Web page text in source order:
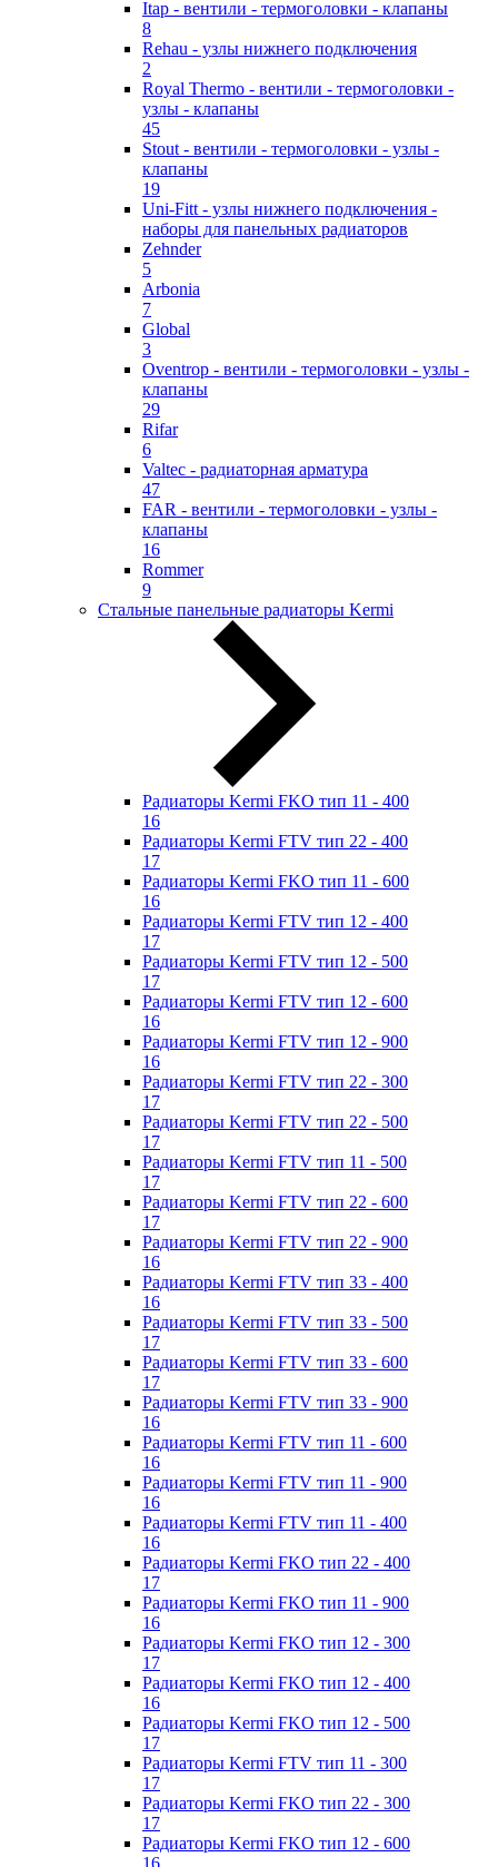
Itap - вентили - термоголовки - клапаны
8
Rehau - узлы нижнего подключения
2
Royal Thermo - вентили - термоголовки -
узлы - клапаны
45
Stout - вентили - термоголовки - узлы -
клапаны
19
Uni-Fitt - узлы нижнего подключения -
наборы для панельных радиаторов
Zehnder
5
Arbonia
7
Global
3
Oventrop - вентили - термоголовки - узлы -
клапаны
29
Rifar
6
Valtec - радиаторная арматура
47
FAR - вентили - термоголовки - узлы -
клапаны
16
Rommer
9
Стальные панельные радиаторы Kermi
Радиаторы Kermi FKO тип 11 - 400
16
Радиаторы Kermi FTV тип 22 - 400
17
Радиаторы Kermi FKO тип 11 - 600
16
Радиаторы Kermi FTV тип 12 - 400
17
Радиаторы Kermi FTV тип 12 - 500
17
Радиаторы Kermi FTV тип 12 - 600
16
Радиаторы Kermi FTV тип 12 - 900
16
Радиаторы Kermi FTV тип 22 - 300
17
Радиаторы Kermi FTV тип 22 - 500
17
Радиаторы Kermi FTV тип 11 - 500
17
Радиаторы Kermi FTV тип 22 - 600
17
Радиаторы Kermi FTV тип 22 - 900
16
Радиаторы Kermi FTV тип 33 - 400
16
Радиаторы Kermi FTV тип 33 - 500
17
Радиаторы Kermi FTV тип 33 - 600
17
Радиаторы Kermi FTV тип 33 - 900
16
Радиаторы Kermi FTV тип 11 - 600
16
Радиаторы Kermi FTV тип 11 - 900
16
Радиаторы Kermi FTV тип 11 - 400
16
Радиаторы Kermi FKO тип 22 - 400
17
Радиаторы Kermi FKO тип 11 - 900
16
Радиаторы Kermi FKO тип 12 - 300
17
Радиаторы Kermi FKO тип 12 - 400
16
Радиаторы Kermi FKO тип 12 - 500
17
Радиаторы Kermi FTV тип 11 - 300
17
Радиаторы Kermi FKO тип 22 - 300
17
Радиаторы Kermi FKO тип 12 - 600
16